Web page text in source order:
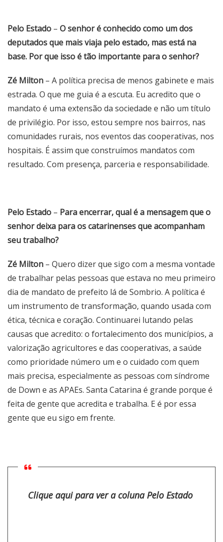
Pelo Estado – O senhor é conhecido como um dos
deputados que mais viaja pelo estado, mas está na
base. Por que isso é tão importante para o senhor?
Zé Milton – A política precisa de menos gabinete e mais
estrada. O que me guia é a escuta. Eu acredito que o
mandato é uma extensão da sociedade e não um título
de privilégio. Por isso, estou sempre nos bairros, nas
comunidades rurais, nos eventos das cooperativas, nos
hospitais. É assim que construímos mandatos com
resultado. Com presença, parceria e responsabilidade.
Pelo Estado – Para encerrar, qual é a mensagem que o
senhor deixa para os catarinenses que acompanham
seu trabalho?
Zé Milton – Quero dizer que sigo com a mesma vontade
de trabalhar pelas pessoas que estava no meu primeiro
dia de mandato de prefeito lá de Sombrio. A política é
um instrumento de transformação, quando usada com
ética, técnica e coração. Continuarei lutando pelas
causas que acredito: o fortalecimento dos municípios, a
valorização agricultores e das cooperativas, a saúde
como prioridade número um e o cuidado com quem
mais precisa, especialmente as pessoas com síndrome
de Down e as APAEs. Santa Catarina é grande porque é
feita de gente que acredita e trabalha. E é por essa
gente que eu sigo em frente.
Clique aqui para ver a coluna Pelo Estado